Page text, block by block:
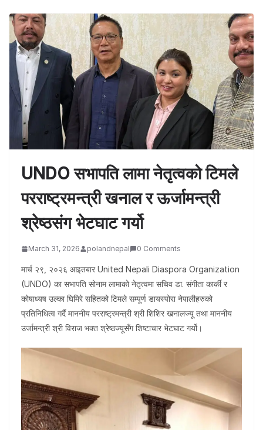
UNDO सभापति लामा नेतृत्वको टिमले
परराष्ट्रमन्त्री खनाल र ऊर्जामन्त्री
श्रेष्ठसंग भेटघाट गर्यो
March 31, 2026 polandnepal 0 Comments
मार्च २९, २०२६ आइतबार United Nepali Diaspora Organization
(UNDO) का सभापति सोनाम लामाको नेतृत्वमा सचिव डा. संगीता कार्की र
कोषाध्यष उल्का घिमिरे सहितको टिमले सम्पूर्ण डायस्पोरा नेपालीहरुको
प्रतिनिधित्व गर्दै माननीय परराष्ट्रमन्त्री श्री शिशिर खनालज्यू तथा माननीय
उर्जामन्त्री श्री विराज भक्त श्रेष्ठज्यूसँग शिष्टाचार भेटघाट गर्यो।